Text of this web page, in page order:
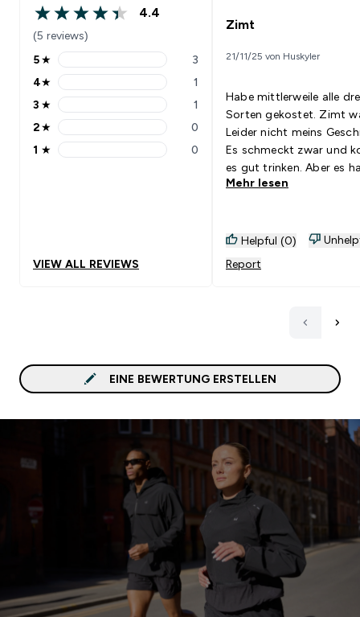
4.4 out of 5 stars
4.4
(5 reviews)
5 stars rating 3 reviews
5★ 3
4 stars rating 1 reviews
4★ 1
3 stars rating 1 reviews
3 ★ 1
2 stars rating 0 reviews
2★ 0
1 stars rating 0 reviews
1 ★ 0
VIEW ALL REVIEWS
Zimt
21/11/25 von Huskyler
Habe mittlerweile alle
Sorten gekostet. Zimt
Leider nicht meins
Es schmeckt zwar und
es gut trinken. Aber es
mich nicht
Sorten.
Mehr lesen
Helpful (0)
Report
EINE BEWERTUNG ERSTELLEN